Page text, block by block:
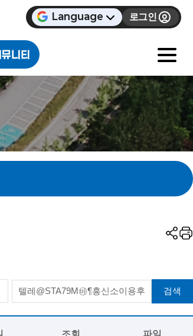
Language 로그인
니티
검색
조회 파일